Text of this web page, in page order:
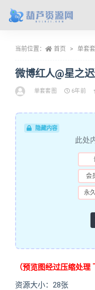
当前位置： 首页 单套
微博红人@星之
单套套图 6年前
隐藏内容
此处
会
永
（预览图经过压缩处理
资源大小：28张